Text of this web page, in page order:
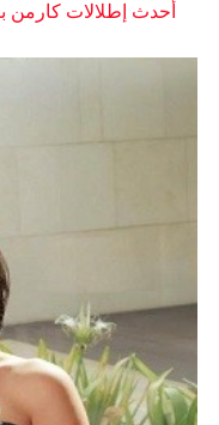
أحدث إطلالات